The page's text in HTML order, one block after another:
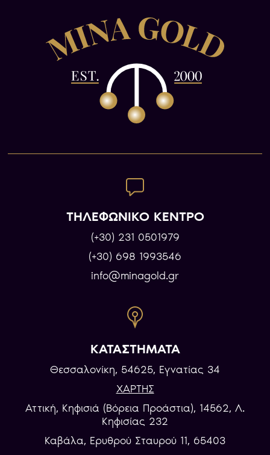
Χρυσές Λίρες Αγγλίας.
Σε αντίθεση με την έκδοσή της από το
Βασιλικό Νομισματοκοπείο του Λονδίνου
κοπή μίας Χρυσής Λίρας Αγγλίας από τα κατά
τόπους βρετανικά νομισματοκοπεία σημειώνεται
ευκρινώς στην όψη της, άνωθεν της
χρονολογίας, με την προσθήκη των αντίστοιχων
για τηΒομβάηκαι SA για τηνΠρετόρια.
ΤΗΛΕΦΩΝΙΚΟ ΚΕΝΤΡΟ
(+30) 231 0501979
(+30) 698 1993546
info@minagold.gr
ΚΑΤΑΣΤΗΜΑΤΑ
Θεσσαλονίκη, 54625, Εγνατίας 34
ΧΑΡΤΗΣ
Αττική, Κηφισιά (Βόρεια Προάστια), 14562, Λ.
Κηφισίας 232
Καβάλα, Eρυθρού Σταυρού 11, 65403